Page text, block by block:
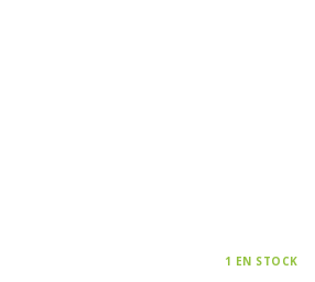
1 EN STOCK